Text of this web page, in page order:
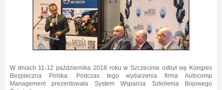
W dniach 11-12 października 2018 roku w Szczecinie odbył się Kongres
Bezpieczna Polska. Podczas tego wydarzenia firma Autocomp
Management prezentowała System Wsparcia Szkolenia Bojowego